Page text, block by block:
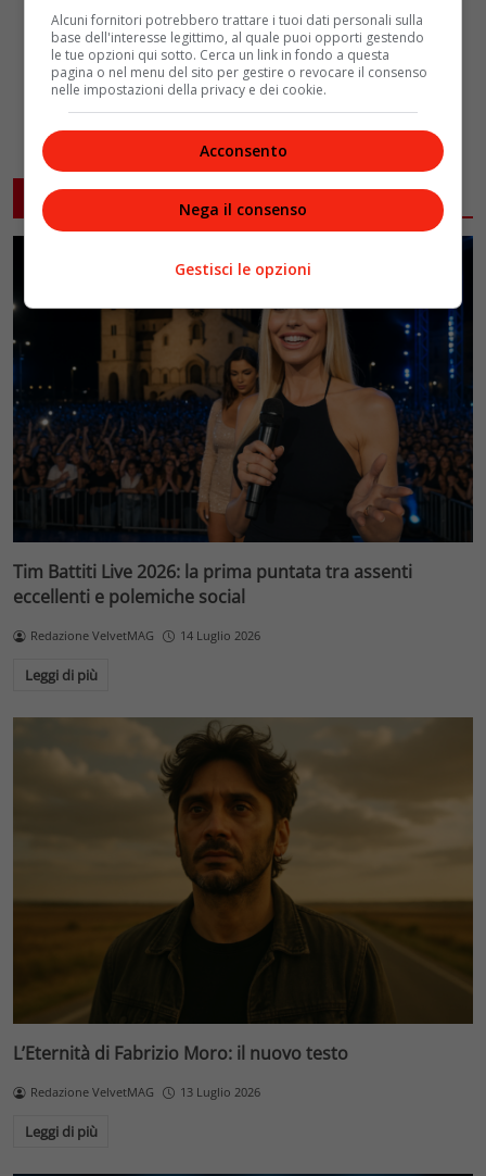
ARTICOLI CORRELATI
Tim Battiti Live 2026: la prima puntata tra assenti
eccellenti e polemiche social
Redazione VelvetMAG 14 Luglio 2026
Leggi di più
L’Eternità di Fabrizio Moro: il nuovo testo
Redazione VelvetMAG 13 Luglio 2026
Leggi di più
Alcuni fornitori potrebbero trattare i tuoi dati personali sulla
base dell'interesse legittimo, al quale puoi opporti gestendo
le tue opzioni qui sotto. Cerca un link in fondo a questa
pagina o nel menu del sito per gestire o revocare il consenso
nelle impostazioni della privacy e dei cookie.
Acconsento
Nega il consenso
Gestisci le opzioni